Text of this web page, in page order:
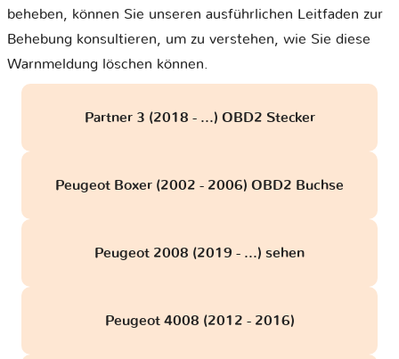
beheben, können Sie unseren ausführlichen Leitfaden zur
Behebung konsultieren, um zu verstehen, wie Sie diese
Warnmeldung löschen können.
Partner 3 (2018 - ...) OBD2 Stecker
Peugeot Boxer (2002 - 2006) OBD2 Buchse
Peugeot 2008 (2019 - ...) sehen
Peugeot 4008 (2012 - 2016)